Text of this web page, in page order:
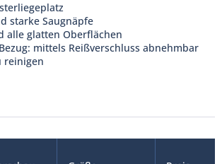
starke Saugnäpfe
alle glatten Oberflächen
mittels Reißverschluss abnehmbar
reinigen